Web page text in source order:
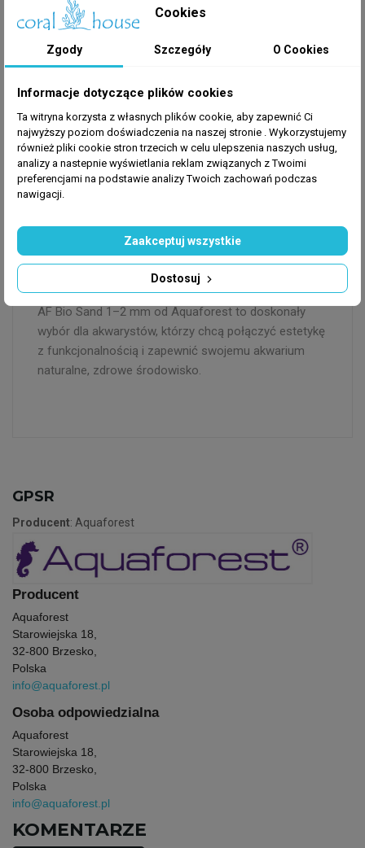
doskonałe warunki dla pożytecznych bakterii.
Stabilizuje parametry wody – pomaga utrzymać
odpowiednie pH i równowagę chemiczną w
akwarium.
Estetyczny wygląd – jasny, naturalny kolor
podkreślający piękno rafy.
Zastosowanie:
AF Bio Sand jest gotowy do użycia i nie wymaga
płukania. Wystarczy równomiernie rozłożyć piasek na
grubości. Produkt wspomaga rozwój mikroflory i
pozytywnie wpływa na kondycję całego systemu
AF Bio Sand 1–2 mm od Aquaforest to doskonały
wybór dla akwarystów, którzy chcą połączyć estetykę
z funkcjonalnością i zapewnić swojemu akwarium
naturalne, zdrowe środowisko.
GPSR
Producent: Aquaforest
Producent
Aquaforest
Starowiejska 18,
32-800 Brzesko,
Polska
info@aquaforest.pl
Osoba odpowiedzialna
Aquaforest
Starowiejska 18,
32-800 Brzesko,
Polska
info@aquaforest.pl
KOMENTARZE
Cookies
Zgody Szczegóły O Cookies
Informacje dotyczące plików cookies
Ta witryna korzysta z własnych plików cookie, aby zapewnić Ci
najwyższy poziom doświadczenia na naszej stronie . Wykorzystujemy
również pliki cookie stron trzecich w celu ulepszenia naszych usług,
analizy a nastepnie wyświetlania reklam związanych z Twoimi
preferencjami na podstawie analizy Twoich zachowań podczas
nawigacji.
Dostosuj
Zaakceptuj wszystkie